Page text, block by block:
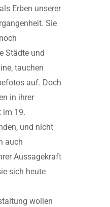
Erben unserer
Sie
Städte und
tauchen
auf. Doch
in ihrer
im 19.
und nicht
auch
Aussagekraft
sich heute
wollen